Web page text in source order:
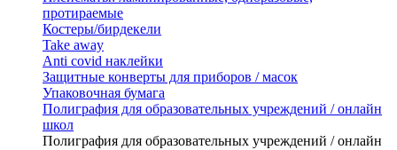
протираемые
Костеры/бирдекели
Take away
Anti covid наклейки
Защитные конверты для приборов / масок
Упаковочная бумага
Полиграфия для образовательных учреждений / онлайн
школ
Полиграфия для образовательных учреждений / онлайн